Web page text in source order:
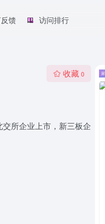
馈 访问排行
收藏 0
所企业上市，新三板企